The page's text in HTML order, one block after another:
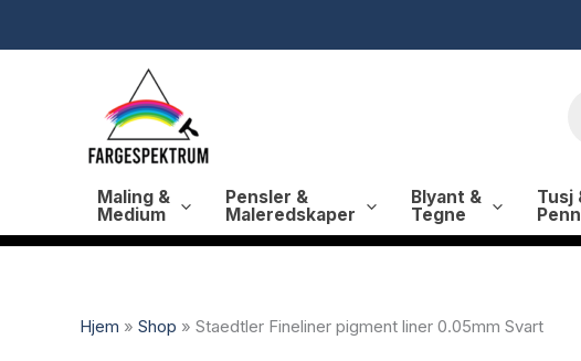
Maling &
Medium
Pensler &
Maleredskaper
Blyant &
Tegne
Tusj
Penn
Hjem » Shop » Staedtler Fineliner pigment liner 0.05mm Svart